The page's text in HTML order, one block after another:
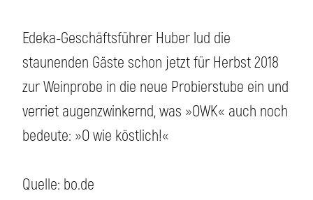
Edeka-Geschäftsführer Huber lud die
staunenden Gäste schon jetzt für Herbst 2018
zur Weinprobe in die neue Probierstube ein und
verriet augenzwinkernd, was »OWK« auch noch
bedeute: »O wie köstlich!«
Quelle: bo.de